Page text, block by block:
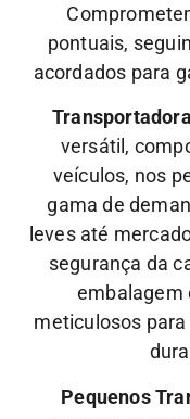
pontuais,
acordados para
versátil,
veículos, nos
gama de
leves até
segurança da
embalagem
meticulosos
Pequenos